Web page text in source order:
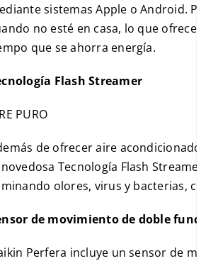
sistemas Apple o Android.
no esté en casa, lo que ofrece
que se ahorra energía.
Flash Streamer
PURO
de ofrecer aire acondicionado y
Tecnología Flash Streamer
olores, virus y bacterias,
de movimiento de doble función
Perfera incluye un sensor de